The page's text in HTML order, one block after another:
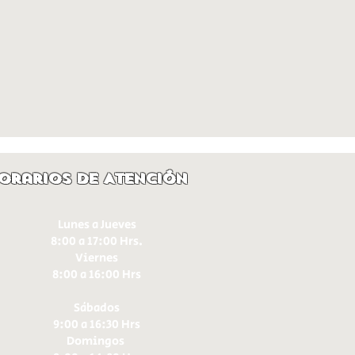
de Atención
Lunes a Jueves
8:00 a 17:00 Hrs.
Viernes
8:00 a 16:00 Hrs​
Sábados
9:00 a 16:30 Hrs
Domingos